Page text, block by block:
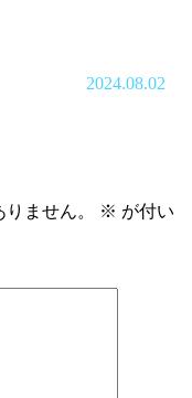
2024.08.02
ません。 ※ が付い